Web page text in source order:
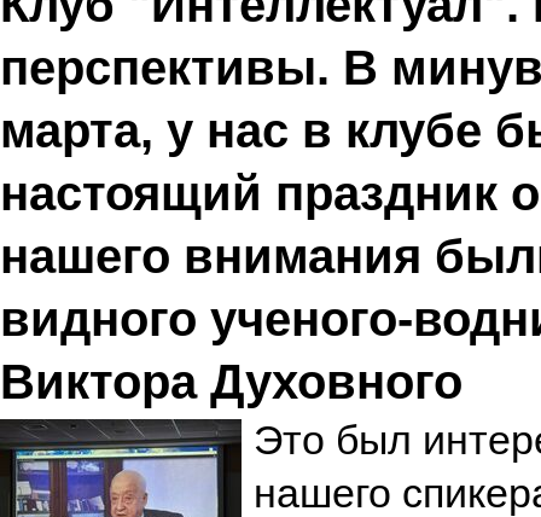
перспективы. В
марта, у нас в клубе
настоящий праздник
нашего внимания
видного ученого-
Виктора Духовного
Это был
нашего